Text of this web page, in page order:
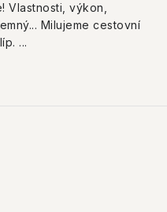
Vlastnosti, výkon,
Milujeme cestovní
...